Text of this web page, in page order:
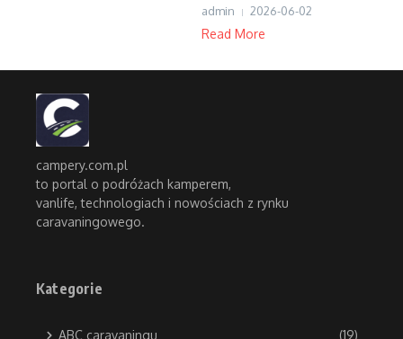
admin 2026-06-02
Read More
campery.com.pl
to portal o podróżach kamperem,
vanlife, technologiach i nowościach z rynku
caravaningowego.
Kategorie
ABC caravaningu (19)